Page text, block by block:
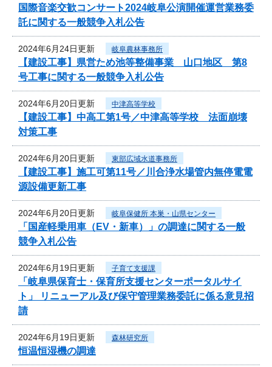
国際音楽交歓コンサート2024岐阜公演開催運営業務委
託に関する一般競争入札公告
2024年6月24日更新 岐阜農林事務所
【建設工事】県営ため池等整備事業 山口地区 第8
号工事に関する一般競争入札公告
2024年6月20日更新 中津高等学校
【建設工事】中高工第1号／中津高等学校 法面崩壊
対策工事
2024年6月20日更新 東部広域水道事務所
【建設工事】施工可第11号／川合浄水場管内無停電電
源設備更新工事
2024年6月20日更新 岐阜保健所 本巣・山県センター
「国産軽乗用車（EV・新車）」の調達に関する一般
競争入札公告
2024年6月19日更新 子育て支援課
「岐阜県保育士・保育所支援センターポータルサイ
ト」 リニューアル及び保守管理業務委託に係る意見招
請
2024年6月19日更新 森林研究所
恒温恒湿機の調達